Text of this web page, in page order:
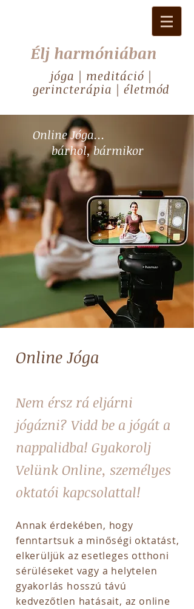
Élj harmóniában
jóga | meditáció |
gerincterápia | életmód
Online Jóga...
bárhol, bármikor
Online Jóga
Nem érsz rá eljárni
jógázni? Vidd be a jógát a
nappalidba! Gyakorolj
Velünk Online, személyes
oktatói kapcsolattal!
Annak érdekében, hogy
fenntartsuk a minőségi oktatást,
elkerüljük az esetleges otthoni
sérüléseket vagy a helytelen
gyakorlás hosszú távú
kedvezőtlen hatásait, az online